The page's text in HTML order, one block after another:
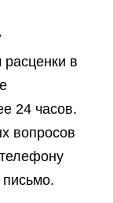
в
24 часов.
вопросов
письмо.